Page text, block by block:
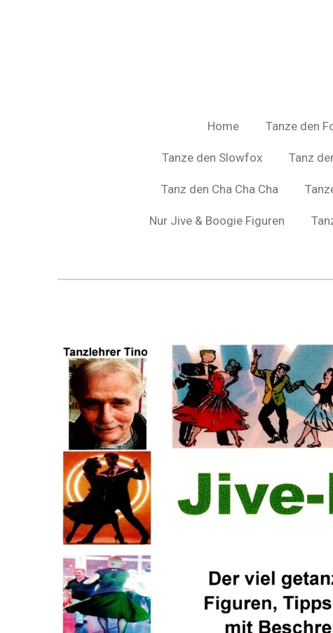
Home Tanze den
Tanze den Slowfox Tanz
Tanz den Cha Cha Cha
Nur Jive & Boogie Figuren